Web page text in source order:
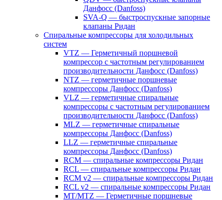
Данфосс (Danfoss)
SVA-Q — быстроспускные запорные
клапаны Ридан
Спиральные компрессоры для холодильных
систем
VTZ — Герметичный поршневой
компрессор с частотным регулированием
производительности Данфосс (Danfoss)
NTZ — герметичные поршневые
компрессоры Данфосс (Danfoss)
VLZ — герметичные спиральные
компрессоры с частотным регулированием
производительности Данфосс (Danfoss)
MLZ — герметичные спиральные
компрессоры Данфосс (Danfoss)
LLZ — герметичные спиральные
компрессоры Данфосс (Danfoss)
RCM — спиральные компрессоры Ридан
RCL — спиральные компрессоры Ридан
RCM v2 — спиральные компрессоры Ридан
RCL v2 — спиральные компрессоры Ридан
MT/MTZ — Герметичные поршневые